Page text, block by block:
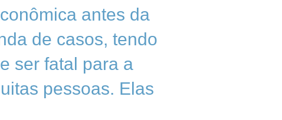
antes da
de casos, tendo
ser fatal para a
pessoas. Elas